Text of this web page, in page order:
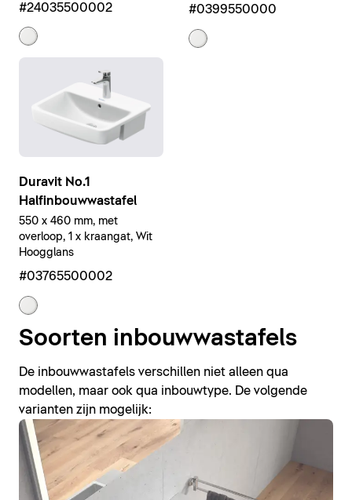
#24035500002 #0399550000
Duravit No.1
Halfinbouwwastafel
550 x 460 mm, met
overloop, 1 x kraangat, Wit
Hoogglans
#03765500002
Soorten inbouwwastafels
De inbouwwastafels verschillen niet alleen qua
modellen, maar ook qua inbouwtype. De volgende
varianten zijn mogelijk: